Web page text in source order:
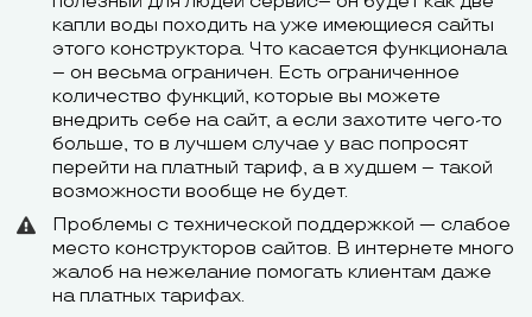
капли воды походить на уже имеющиеся сайты
этого конструктора. Что касается функционала
– он весьма ограничен. Есть ограниченное
количество функций, которые вы можете
внедрить себе на сайт, а если захотите чего-то
больше, то в лучшем случае у вас попросят
перейти на платный тариф, а в худшем – такой
возможности вообще не будет.
Проблемы с технической поддержкой — слабое
место конструкторов сайтов. В интернете много
жалоб на нежелание помогать клиентам даже
на платных тарифах.